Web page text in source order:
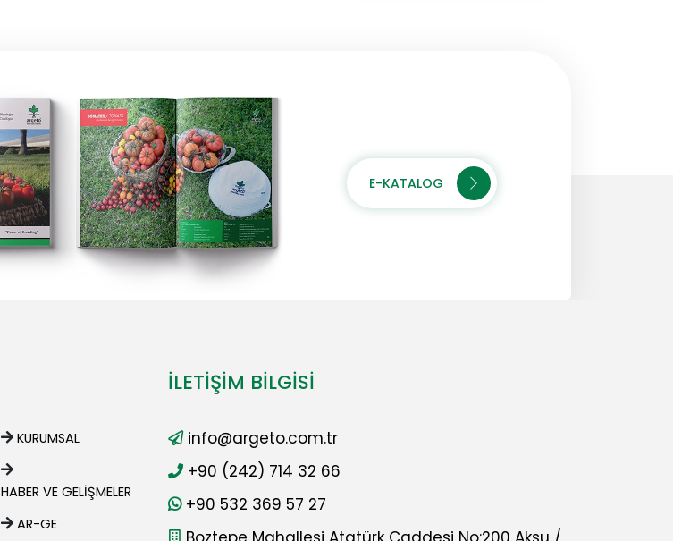
E-KATALOG
KURUMSAL
HABER VE GELIŞMELER
AR-GE
İLETIŞIM BILGISI
info@argeto.com.tr
+90 (242) 714 32 66
+90 532 369 57 27